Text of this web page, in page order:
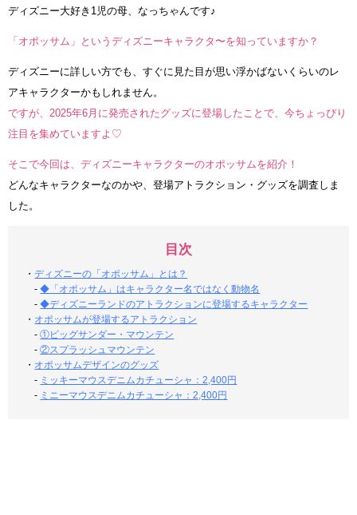
ディズニー大好き1児の母、なっちゃんです♪
「オポッサム」というディズニーキャラクタ〜を知っていますか？
ディズニーに詳しい方でも、すぐに見た目が思い浮かばないくらいのレ
アキャラクターかもしれません。
ですが、2025年6月に発売されたグッズに登場したことで、今ちょっぴり
注目を集めていますよ♡
そこで今回は、ディズニーキャラクターのオポッサムを紹介！
どんなキャラクターなのかや、登場アトラクション・グッズを調査しま
した。
目次
・ディズニーの「オポッサム」とは？
-◆「オポッサム」はキャラクター名ではなく動物名
-◆ディズニーランドのアトラクションに登場するキャラクター
・ オポッサムが登場するアトラクション
-①ビッグサンダー・マウンテン
-②スプラッシュマウンテン
・ オポッサムデザインのグッズ
- ミッキーマウスデニムカチューシャ：2,400円
- ミニーマウスデニムカチューシャ：2,400円